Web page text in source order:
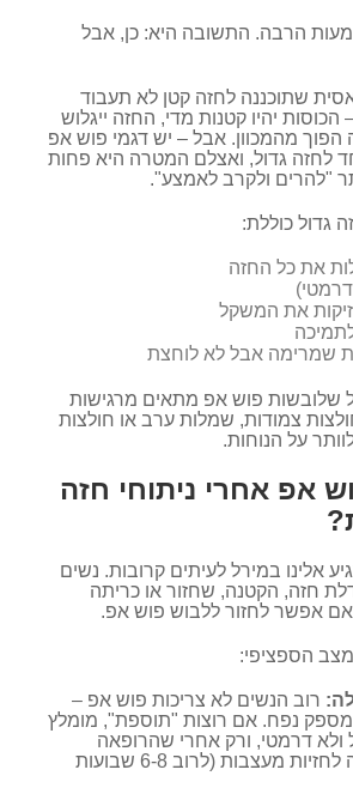
הרבה. התשובה היא: כן, אבל
שתוכננה לחזה קטן לא תעבוד
הכוסות יהיו קטנות מדי, החזה ייגלוש
הפוך מהמכוון. אבל – יש דגמי פוש אפ
לחזה גדול, ואצלם המטרה היא פחות
"להרים ולקרב לאמצע".
גדול כוללת:
את כל החזה
דרמטי)
את המשקל
שמרימה אבל לא לוחצת
שלובשות פוש אפ מתאים מרגישות
צמודות, שמלות ערב או חולצות
על הנוחות.
אפ אחרי ניתוחי חזה
אלינו במירל לעיתים קרובות. נשים
חזה, הקטנה, שחזור או כריתה
אפשר לחזור ללבוש פוש אפ.
הספציפי:
רוב הנשים לא צריכות פוש אפ –
נפח. אם רוצות "תוספת", מומלץ
ולא דרמטי, ורק אחרי שהרופאה
אישרה את החזרה לחזיות מעצבות (לרוב 6-8 שבועות